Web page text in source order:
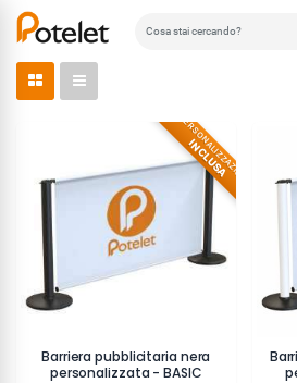
PERSONALIZZAZIONE
INCLUSA
Barriera pubblicitaria nera
personalizzata - BASIC